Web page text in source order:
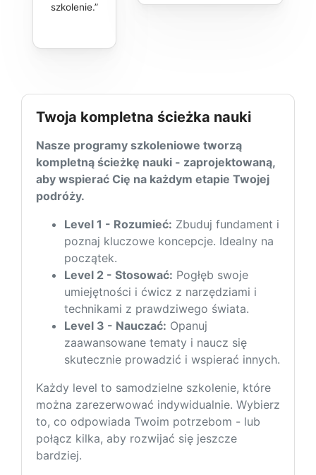
szkolenie.
Twoja kompletna ścieżka nauki
Nasze programy szkoleniowe tworzą
kompletną ścieżkę nauki - zaprojektowaną,
aby wspierać Cię na każdym etapie Twojej
podróży.
Level 1 - Rozumieć: Zbuduj fundament i
poznaj kluczowe koncepcje. Idealny na
początek.
Level 2 - Stosować: Pogłęb swoje
umiejętności i ćwicz z narzędziami i
technikami z prawdziwego świata.
Level 3 - Nauczać: Opanuj
zaawansowane tematy i naucz się
skutecznie prowadzić i wspierać innych.
Każdy level to samodzielne szkolenie, które
można zarezerwować indywidualnie. Wybierz
to, co odpowiada Twoim potrzebom - lub
połącz kilka, aby rozwijać się jeszcze
bardziej.